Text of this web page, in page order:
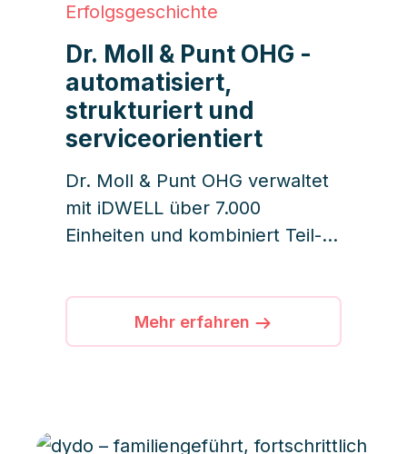
Erfolgsgeschichte
Dr. Moll & Punt OHG -
automatisiert,
strukturiert und
serviceorientiert
Dr. Moll & Punt OHG verwaltet
mit iDWELL über 7.000
Einheiten und kombiniert Teil-
Effizienz zu steigern und die
Servicequalität zu verbessern.
Mehr erfahren